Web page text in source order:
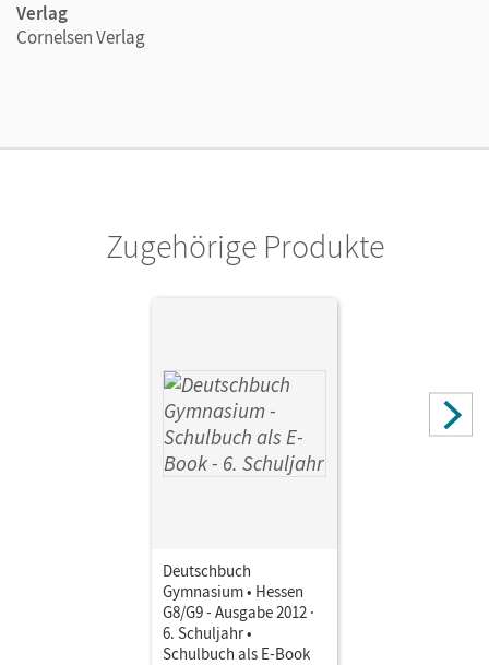
Verlag
Cornelsen Verlag
Zugehörige Produkte
Deutschbuch
Gymnasium • Hessen
G8/G9 - Ausgabe 2012 ·
6. Schuljahr •
Schulbuch als E-Book